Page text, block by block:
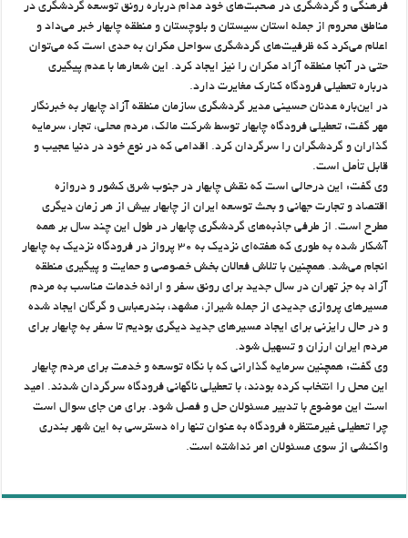
فرهنگی و گردشگری در صحبت‌های خود مدام درباره رونق توسعه گردشگری در
مناطق محروم از جمله استان سیستان و بلوچستان و منطقه چابهار خبر می‌داد و
اعلام می‌کرد که ظرفیت‌های گردشگری سواحل مکران به حدی است که می‌توان
حتی در آنجا منطقه آزاد مکران را نیز ایجاد کرد. این شعارها با عدم پیگیری
درباره تعطیلی فرودگاه کنارک مغایرت دارد.
در این‌باره عدنان حسینی مدیر گردشگری سازمان منطقه آزاد چابهار به خبرنگار
مهر گفت: تعطیلی فرودگاه چابهار توسط شرکت مالک، مردم محلی، تجار، سرمایه
گذاران و گردشگران را سرگردان کرد. اقدامی که در نوع خود در دنیا عجیب و
قابل تأمل است.
وی گفت: این درحالی است که نقش چابهار در جنوب شرق کشور و دروازه
اقتصاد و تجارت جهانی و بحث توسعه ایران از چابهار بیش از هر زمان دیگری
مطرح است. از طرفی جاذبه‌های گردشگری چابهار در طول این چند سال بر همه
آشکار شده به طوری که هفته‌ای نزدیک به ۳۰ پرواز در فرودگاه نزدیک به چابهار
انجام می‌شد. همچنین با تلاش فعالان بخش خصوصی و حمایت و پیگیری منطقه
آزاد به جز تهران در سال جدید برای رونق سفر و ارائه خدمات مناسب به مردم
مسیرهای پروازی جدیدی از جمله شیراز، مشهد، بندرعباس و گرگان ایجاد شده
و در حال رایزنی برای ایجاد مسیرهای جدید دیگری بودیم تا سفر به چابهار برای
مردم ایران ارزان و تسهیل شود.
وی گفت: همچنین سرمایه گذارانی که با نگاه توسعه و خدمت برای مردم چابهار
این محل را انتخاب کرده بودند، با تعطیلی ناگهانی فرودگاه سرگردان شدند. امید
است این موضوع با تدبیر مسئولان حل و فصل شود. برای من جای سوال است
چرا تعطیلی غیرمنتظره فرودگاه به عنوان تنها راه دسترسی به این شهر بندری
واکنشی از سوی مسئولان امر نداشته است.